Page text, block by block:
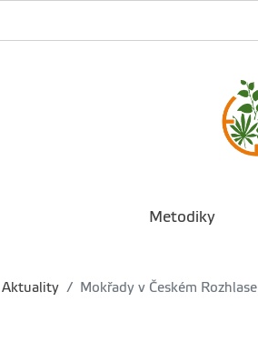
Metodiky
Aktuality Mokřady v Českém Rozhlase